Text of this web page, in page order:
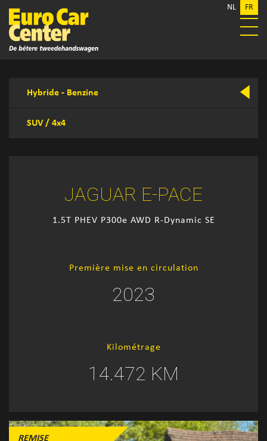
NL FR
Hybride - Benzine
SUV / 4x4
JAGUAR E-PACE
1.5T PHEV P300e AWD R-Dynamic SE
Première mise en circulation
2023
Kilométrage
14.472 KM
REMISE